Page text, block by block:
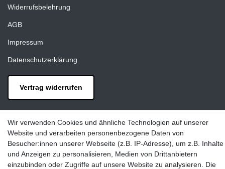
Widerrufsbelehrung
AGB
Impressum
Datenschutzerklärung
Vertrag widerrufen
LAXARA:
Zeppelinstraße 4, 89604 Allmendingen, Deutschland
E-mail:
Wir verwenden Cookies und ähnliche Technologien auf unserer
Website und verarbeiten personenbezogene Daten von
Besucher:innen unserer Webseite (z.B. IP-Adresse), um z.B. Inhalte
und Anzeigen zu personalisieren, Medien von Drittanbietern
einzubinden oder Zugriffe auf unsere Website zu analysieren. Die